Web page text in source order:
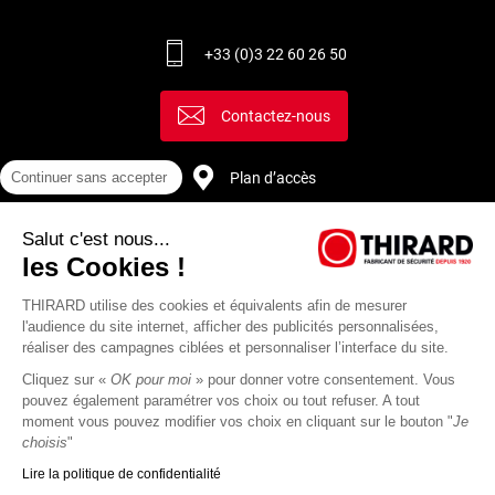
+33 (0)3 22 60 26 50
Contactez-nous
Plan d’accès
Continuer sans accepter
Salut c'est nous...
les Cookies !
THIRARD utilise des cookies et équivalents afin de mesurer
l'audience du site internet, afficher des publicités personnalisées,
réaliser des campagnes ciblées et personnaliser l’interface du site.
Cliquez sur « OK pour moi » pour donner votre consentement. Vous
pouvez également paramétrer vos choix ou tout refuser. A tout
moment vous pouvez modifier vos choix en cliquant sur le bouton "Je
choisis"
Lire la politique de confidentialité